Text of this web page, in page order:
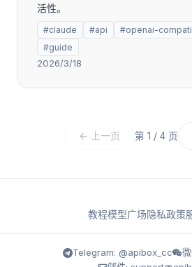
活性。
#claude #api #openai-
#guide
2026/3/18
← 上一页 第 1 / 4 页
教程模型广场隐私政策
Telegram: @apibox_cc